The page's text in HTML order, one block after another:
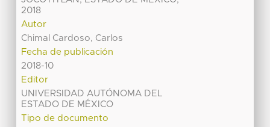
2018
Autor
Chimal Cardoso, Carlos
Fecha de publicación
2018-10
Editor
UNIVERSIDAD AUTÓNOMA DEL
ESTADO DE MÉXICO
Tipo de documento